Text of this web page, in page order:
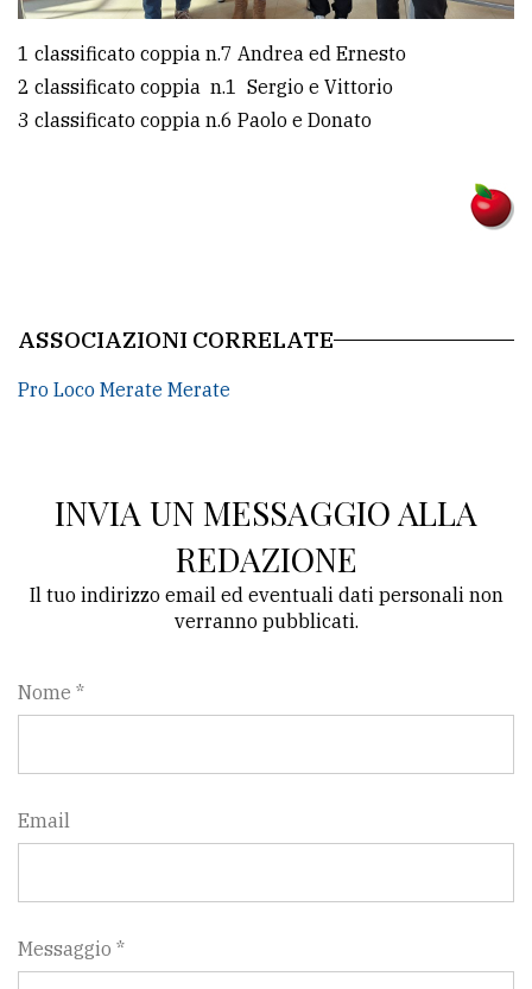
1 classificato coppia n.7 Andrea ed Ernesto
2 classificato coppia n.1 Sergio e Vittorio
3 classificato coppia n.6 Paolo e Donato
ASSOCIAZIONI CORRELATE
Pro Loco Merate Merate
INVIA UN MESSAGGIO ALLA
REDAZIONE
Il tuo indirizzo email ed eventuali dati personali non
verranno pubblicati.
Nome *
Email
Messaggio *